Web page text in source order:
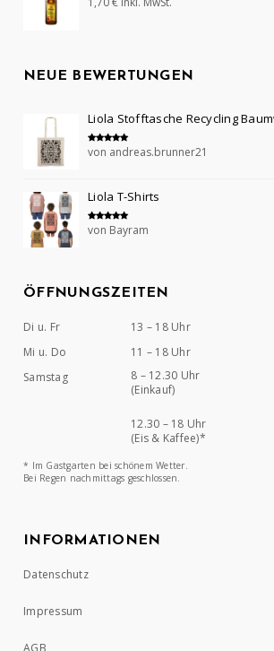
NEUE BEWERTUNGEN
Liola Stofftasche Recycling
Bewertet mit
von andreas.brunner21
Liola T-Shirts
Bewertet mit
von Bayram
ÖFFNUNGSZEITEN
Di u. Fr
13 – 18 Uhr
Mi u. Do
11 – 18 Uhr
Samstag
8 – 12.30 Uhr
(Einkauf)
12.30 – 18 Uhr
(Eis & Kaffee)*
* Im Gastgarten bei schönem Wetter.
Bei Regen nachmittags geschlossen.
INFORMATIONEN
Datenschutz
Impressum